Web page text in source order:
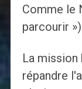
Comme le
parcourir
La mission
répandre